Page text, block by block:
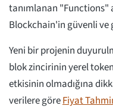
tanımlanan "Functions"
Blockchain'in güvenli ve
Yeni bir projenin
blok zincirinin yerel
etkisinin olmadığına
verilere göreFiyat